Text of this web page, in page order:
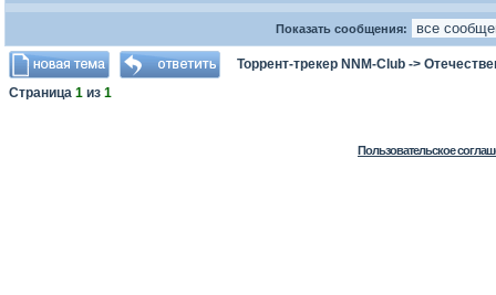
Показать сообщения:
Торрент-трекер NNM-Club ->
Страница 1 из 1
Пользовательское